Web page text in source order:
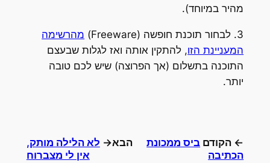
מהיר במיוחד).
3. לבחור תוכנת חופשה (Freeware)
מהרשימה
המעניינת הזו, להתקין אותה ואז לגלות שבעצם
התוכנה בתשלום (אך הפרוצה) שיש לכם טובה
יותר.
← הקודם ביס ממכונת
הכתיבה
הבא→ לא הלילה מותק,
אין לי מצברוח